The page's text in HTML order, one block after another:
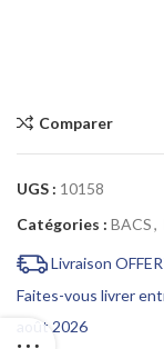
Comparer
UGS : 10158
Catégories : BACS,
Livraison
Faites-vous livrer
août 2026